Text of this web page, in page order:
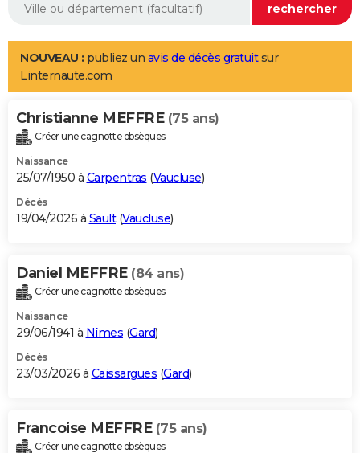
Aménagement intérieur
LIFESTYLE
Art de vivre
Bien-être
Loisirs
Mode
Modes de vie
Alimentation
Guide de la santé
Maladies
Médicaments
Sommeil
VOYAGE
Destinations
City break
Voyage nature
Voyage de noces
Forum
Climat
+PHOTO
GUIDES D'ACHAT
BONS PLANS
Carte de Noël
Carte Bonne année
Carte Saint-Valentin
Carte Pâques
Carte d'anniversaire
DICTIONNAIRE
Dictionnaire
Biographies
Citations
Expressions
Proverbes
PROGRAMME TV
S'inscrire
Se connecter
Lycées
Collèges
Primaires
Universités
Entreprises
Service militaire
Avis de recherche
AVIS DE DÉCÈS
Bricolage
Lifestyle
Culture
Sport
Auto
Television
Voyage
Cinema
NOUVEAU : publiez un avis de décès gratuitsur
Linternaute.com
Christianne MEFFRE (75 ans)
Créer une cagnotte obsèques
Naissance
25/07/1950 à Carpentras (Vaucluse)
Décès
19/04/2026 à Sault(Vaucluse)
Daniel MEFFRE (84 ans)
Créer une cagnotte obsèques
Naissance
29/06/1941 à Nîmes (Gard)
Décès
23/03/2026 à Caissargues (Gard)
Francoise MEFFRE (75 ans)
Créer une cagnotte obsèques